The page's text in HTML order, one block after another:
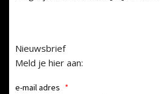
Nieuwsbrief
Meld je hier aan:
e-mail adres *